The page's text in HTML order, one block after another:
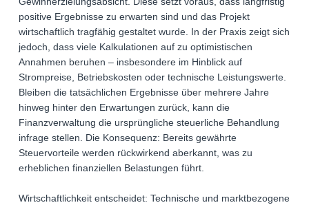
positive Ergebnisse zu erwarten sind und das Projekt
wirtschaftlich tragfähig gestaltet wurde. In der Praxis zeigt sich
jedoch, dass viele Kalkulationen auf zu optimistischen
Annahmen beruhen – insbesondere im Hinblick auf
Strompreise, Betriebskosten oder technische Leistungswerte.
Bleiben die tatsächlichen Ergebnisse über mehrere Jahre
hinweg hinter den Erwartungen zurück, kann die
Finanzverwaltung die ursprüngliche steuerliche Behandlung
infrage stellen. Die Konsequenz: Bereits gewährte
Steuervorteile werden rückwirkend aberkannt, was zu
erheblichen finanziellen Belastungen führt.
Wirtschaftlichkeit entscheidet: Technische und marktbezogene